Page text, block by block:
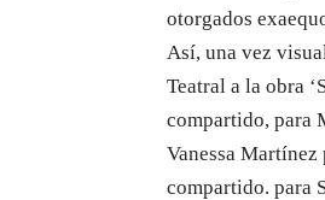
otorgados
Así, una vez
Teatral a la obra
compartido, para
Vanessa
compartido. para